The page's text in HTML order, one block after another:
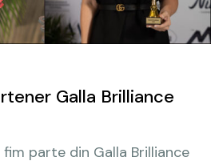
Galla Brilliance
parte din Galla Brilliance